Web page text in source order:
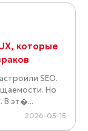
которые
SEO.
Но
В эт�...
2026-05-15